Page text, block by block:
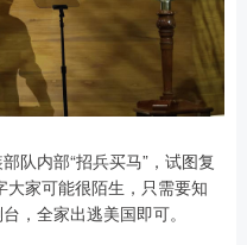
队内部“招兵买马”，试图复
家可能很陌生，只需要知
，全家出逃美国即可。